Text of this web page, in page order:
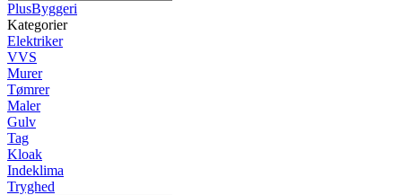
PlusByggeri
Kategorier
Elektriker
VVS
Murer
Tømrer
Maler
Gulv
Tag
Kloak
Indeklima
Tryghed